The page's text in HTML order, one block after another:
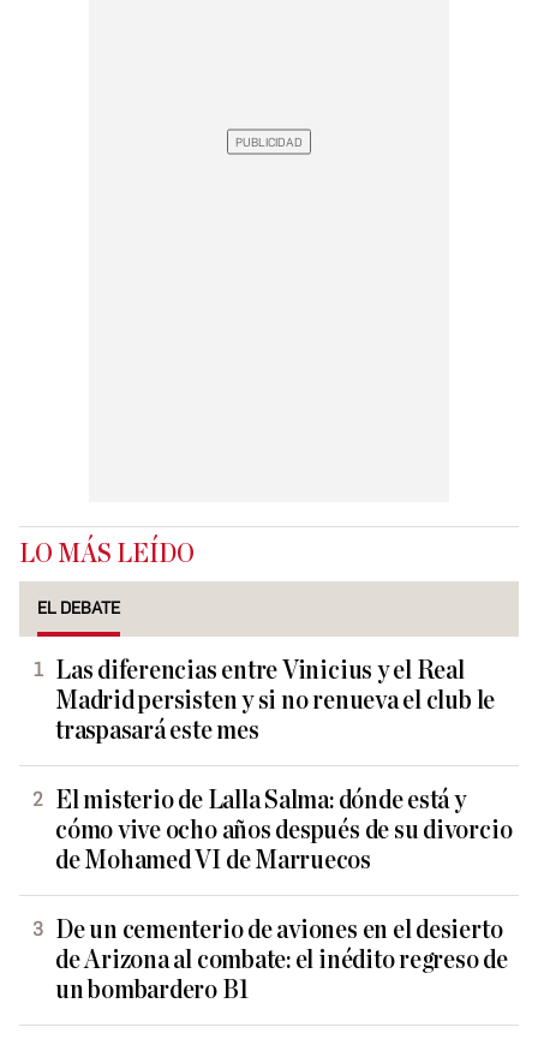
LO MÁS LEÍDO
EL DEBATE
Las diferencias entre Vinicius y el Real
Madrid persisten y si no renueva el club le
traspasará este mes
El misterio de Lalla Salma: dónde está y
cómo vive ocho años después de su divorcio
de Mohamed VI de Marruecos
De un cementerio de aviones en el desierto
de Arizona al combate: el inédito regreso de
un bombardero B1